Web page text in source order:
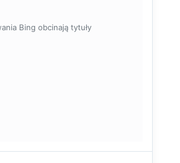
Bing obcinają tytuły